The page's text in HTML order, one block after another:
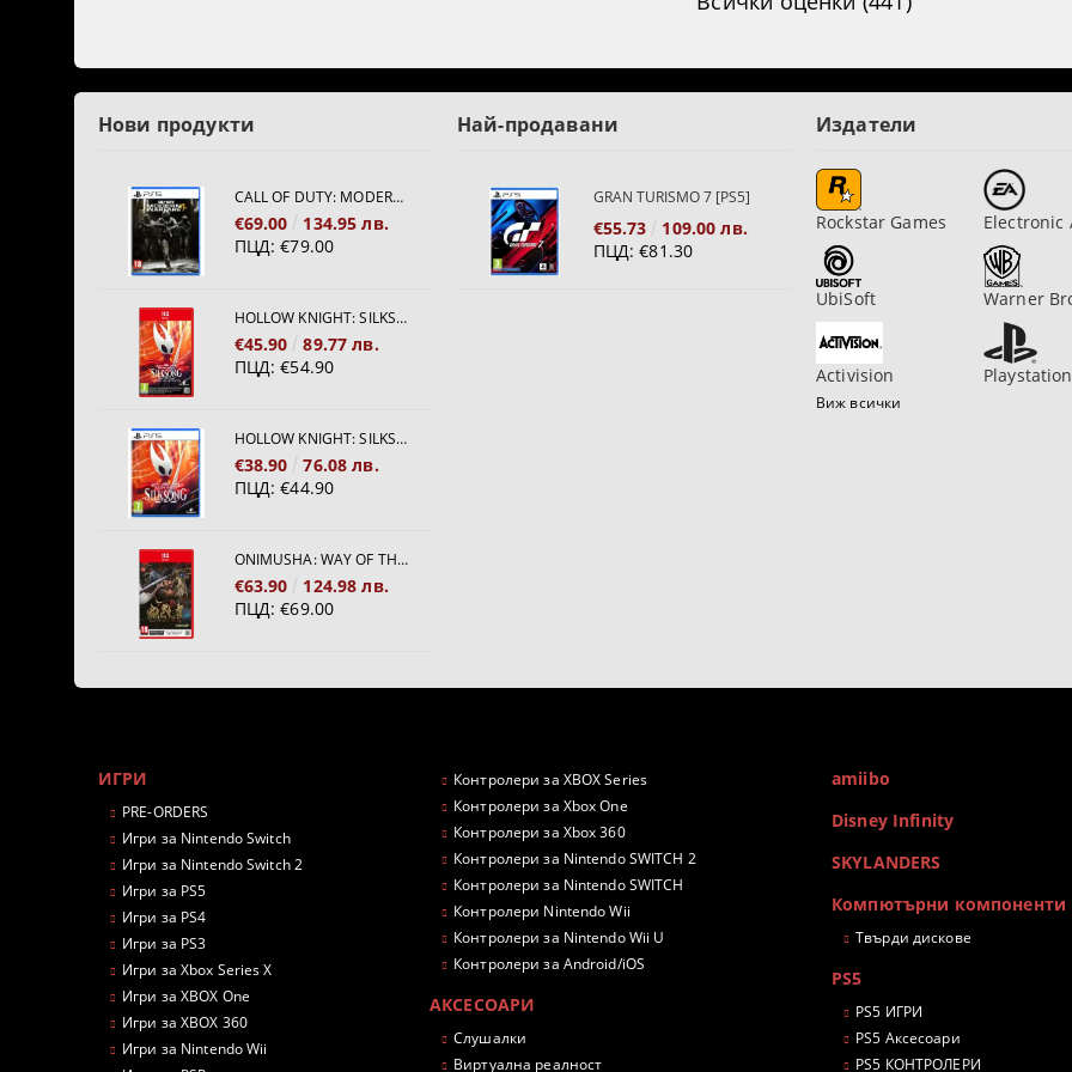
Нови продукти
CALL OF DUTY: MODERN WARFARE 4[PS5]
€69.00
134.95 лв.
ПЦД: €79.00
HOLLOW KNIGHT: SILKSONG [NINTENDO SWITCH 2]
€45.90
89.77 лв.
ПЦД: €54.90
HOLLOW KNIGHT: SILKSONG [PS5]
€38.90
76.08 лв.
ПЦД: €44.90
ONIMUSHA: WAY OF THE SWORD [NINTENDO SWITCH 2]
€63.90
124.98 лв.
ПЦД: €69.00
Най-продавани
GRAN TURISMO 7 [PS5]
€55.73
109.00 лв.
ПЦД: €81.30
Издатели
Rockstar Games Electronic
UbiSoft Warner
Activision Playstation
Виж всички
ИГРИ
PRE-ORDERS
Игри за Nintendo Switch
Игри за Nintendo Switch 2
Игри за PS5
Игри за PS4
Игри за PS3
Игри за Xbox Series X
Игри за XBOX One
Игри за XBOX 360
Игри за Nintendo Wii
Контролери за XBOX Series
Контролери за Xbox One
Контролери за Xbox 360
Контролери за Nintendo SWITCH 2
Контролери за Nintendo SWITCH
Контролери Nintendo Wii
Контролери за Nintendo Wii U
Контролери за Android/iOS
АКСЕСОАРИ
Слушалки
Виртуална реалност
amiibo
Disney Infinity
SKYLANDERS
Компютърни компоненти
Твърди дискове
PS5
PS5 ИГРИ
PS5 Аксесоари
PS5 КОНТРОЛЕРИ